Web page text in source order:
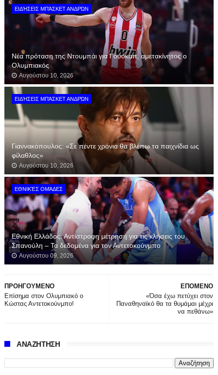
ΕΙΔΉΣΕΙΣ ΜΠΆΣΚΕΤ ΑΝΔΡΏΝ
Νέα πρόταση της Ντουμπάι για Γουόκαπ, αμετακίνητος ο
Ολυμπιακός
Αυγούστου 10, 2026
ΕΙΔΉΣΕΙΣ ΜΠΆΣΚΕΤ ΑΝΔΡΏΝ
Γιαννακόπουλος: «Σε πέντε χρόνια θα βλέπω τα παιχνίδια ως
φίλαθλος»
Αυγούστου 10, 2026
ΕΘΝΙΚΈΣ ΟΜΆΔΕΣ
Εθνική Ελλάδος: Αντίστροφη μέτρηση για τις κλήσεις του
Σπανούλη – Τα δεδομένα για τον Αντετοκούνμπο
Αυγούστου 09, 2026
ΕΠΟΜΕΝΟ
«Όσα έχω πετύχει στον
Παναθηναϊκό θα τα θυμάμαι μέχρι
να πεθάνω»
ΠΡΟΗΓΟΥΜΕΝΟ
Επίσημα στον Ολυμπιακό ο
Κώστας Αντετοκούνμπο!
ΑΝΑΖΗΤΗΣΗ